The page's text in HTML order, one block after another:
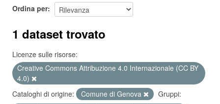
Ordina per
1 dataset trovato
Licenze sulle risorse:
Creative Commons Attribuzione 4.0 Internazionale (CC BY
4.0)
Cataloghi di origine:
Comune di Genova
Gruppi: